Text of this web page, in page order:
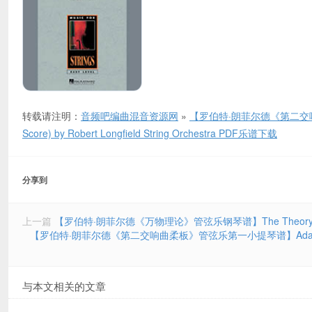
转载请注明： 音频吧编曲混音资源网 »
【罗伯特·朗菲尔德《第二
Score) by Robert Longfield String Orchestra PDF乐谱下载
分享到
上一篇
【罗伯特·朗菲尔德《万物理论》管弦乐钢琴谱】The
【罗伯特·朗菲尔德《第二交响曲柔板》管弦乐第一小提琴谱】
与本文相关的文章